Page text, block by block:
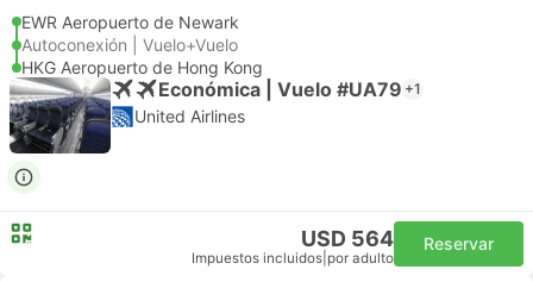
EWR Aeropuerto de Newark
Autoconexión | Vuelo+Vuelo
HKG Aeropuerto de Hong Kong
Económica | Vuelo #UA79 +1
United Airlines
USD 564
Impuestos incluidos por adulto
Reservar